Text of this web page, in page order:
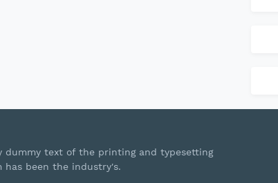
dummy text of the printing and typesetting
has been the industry's.